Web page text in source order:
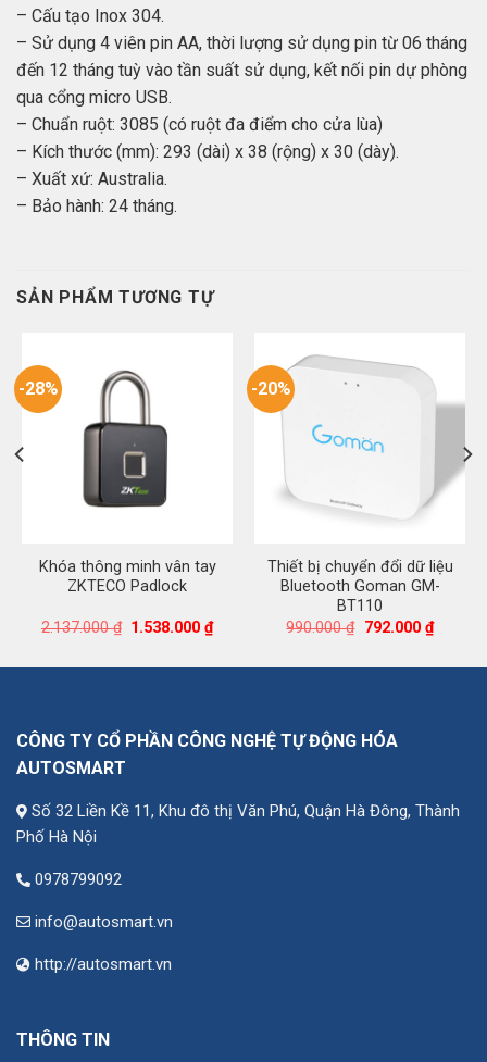
– Cấu tạo Inox 304.
– Sử dụng 4 viên pin AA, thời lượng sử dụng pin từ 06 tháng
đến 12 tháng tuỳ vào tần suất sử dụng, kết nối pin dự phòng
qua cổng micro USB.
– Chuẩn ruột: 3085 (có ruột đa điểm cho cửa lùa)
– Kích thước (mm): 293 (dài) x 38 (rộng) x 30 (dày).
– Xuất xứ: Australia.
– Bảo hành: 24 tháng.
SẢN PHẨM TƯƠNG TỰ
-28%
Khóa thông minh vân tay
ZKTECO Padlock
2.137.000₫ Giá
2.137.000 ₫.
1.538.000₫Giá
hiện
là:
-20%
Thiết bị chuyển đổi dữ liệu
Bluetooth Goman GM-
BT110
990.000₫ Giá
990.000 ₫.
792.000 ₫Giá
hiện
là:
CÔNG TY CỔ PHẦN CÔNG NGHỆ TỰ ĐỘNG HÓA
AUTOSMART
Số 32 Liền Kề 11, Khu đô thị Văn Phú, Quận Hà Đông, Thành
Phố Hà Nội
0978799092
info@autosmart.vn
http://autosmart.vn
THÔNG TIN